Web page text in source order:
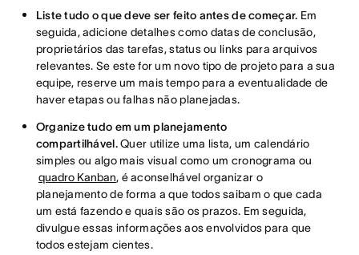
Liste tudo o que deve ser feito antes de começar. Em
seguida, adicione detalhes como datas de conclusão,
proprietários das tarefas, status ou links para arquivos
relevantes. Se este for um novo tipo de projeto para a sua
equipe, reserve um mais tempo para a eventualidade de
haver etapas ou falhas não planejadas.
Organize tudo em um planejamento
compartilhável.Quer utilize uma lista, um calendário
simples ou algo mais visual como um cronograma ou
quadro Kanban, é aconselhável organizar o
planejamento de forma a que todos saibam o que cada
um está fazendo e quais são os prazos. Em seguida,
divulgue essas informações aos envolvidos para que
todos estejam cientes.